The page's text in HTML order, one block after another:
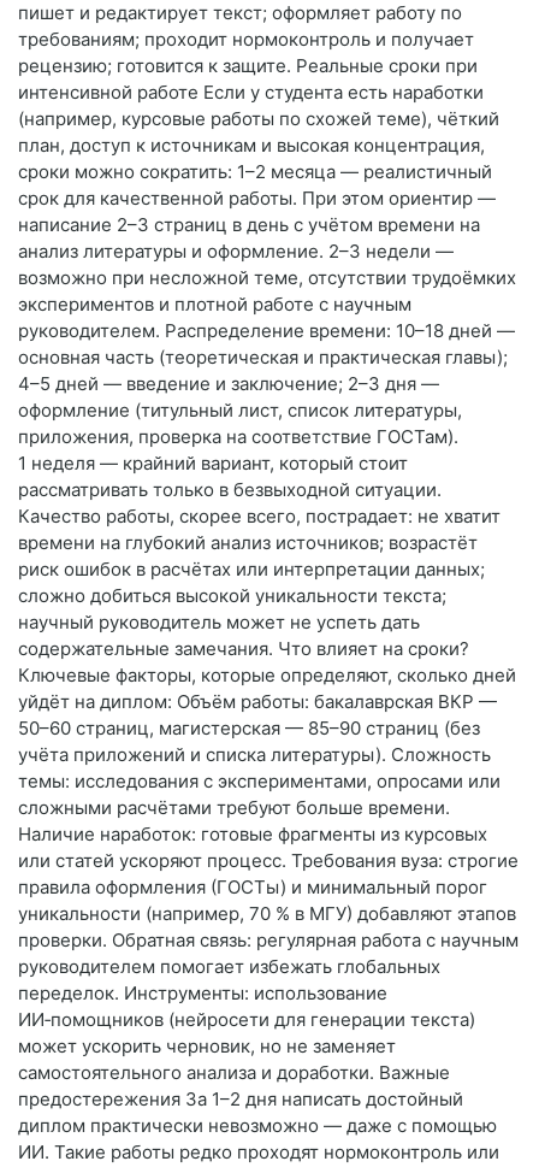
пишет и редактирует текст; оформляет работу по
требованиям; проходит нормоконтроль и получает
рецензию; готовится к защите. Реальные сроки при
интенсивной работе Если у студента есть наработки
(например, курсовые работы по схожей теме), чёткий
план, доступ к источникам и высокая концентрация,
сроки можно сократить: 1–2 месяца — реалистичный
срок для качественной работы. При этом ориентир —
написание 2–3 страниц в день с учётом времени на
анализ литературы и оформление. 2–3 недели —
возможно при несложной теме, отсутствии трудоёмких
экспериментов и плотной работе с научным
руководителем. Распределение времени: 10–18 дней —
основная часть (теоретическая и практическая главы);
4–5 дней — введение и заключение; 2–3 дня —
оформление (титульный лист, список литературы,
приложения, проверка на соответствие ГОСТам).
1 неделя — крайний вариант, который стоит
рассматривать только в безвыходной ситуации.
Качество работы, скорее всего, пострадает: не хватит
времени на глубокий анализ источников; возрастёт
риск ошибок в расчётах или интерпретации данных;
сложно добиться высокой уникальности текста;
научный руководитель может не успеть дать
содержательные замечания. Что влияет на сроки?
Ключевые факторы, которые определяют, сколько дней
уйдёт на диплом: Объём работы: бакалаврская ВКР —
50–60 страниц, магистерская — 85–90 страниц (без
учёта приложений и списка литературы). Сложность
темы: исследования с экспериментами, опросами или
сложными расчётами требуют больше времени.
Наличие наработок: готовые фрагменты из курсовых
или статей ускоряют процесс. Требования вуза: строгие
правила оформления (ГОСТы) и минимальный порог
уникальности (например, 70 % в МГУ) добавляют этапов
проверки. Обратная связь: регулярная работа с научным
руководителем помогает избежать глобальных
переделок. Инструменты: использование
ИИ‑помощников (нейросети для генерации текста)
может ускорить черновик, но не заменяет
самостоятельного анализа и доработки. Важные
предостережения За 1–2 дня написать достойный
диплом практически невозможно — даже с помощью
ИИ. Такие работы редко проходят нормоконтроль или